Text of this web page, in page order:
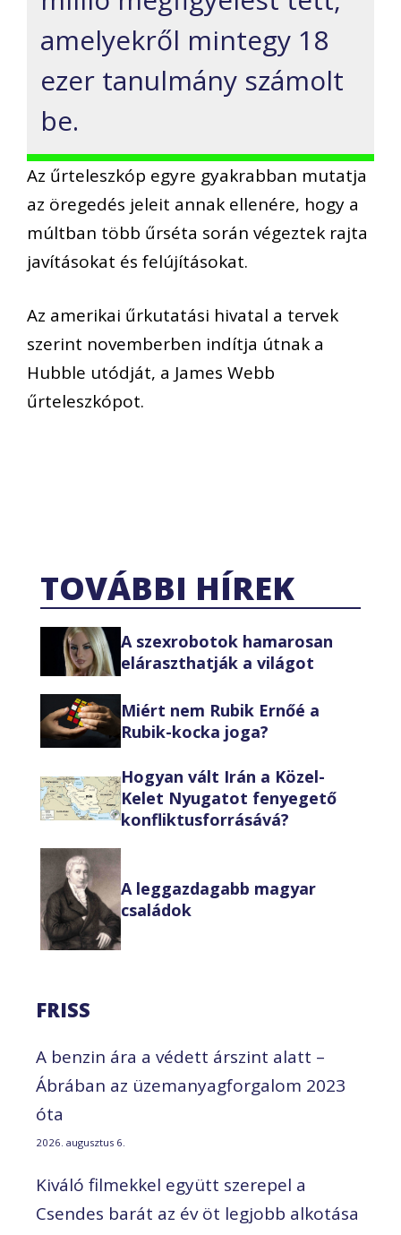
amelyekről mintegy 18
ezer tanulmány számolt
be.
Az űrteleszkóp egyre gyakrabban mutatja
az öregedés jeleit annak ellenére, hogy a
múltban több űrséta során végeztek rajta
javításokat és felújításokat.
Az amerikai űrkutatási hivatal a tervek
szerint novemberben indítja útnak a
Hubble utódját, a James Webb
űrteleszkópot.
TOVÁBBI HÍREK
A szexrobotok hamarosan
eláraszthatják a világot
Miért nem Rubik Ernőé a
Rubik-kocka joga?
Hogyan vált Irán a Közel-
Kelet Nyugatot fenyegető
konfliktusforrásává?
A leggazdagabb magyar
családok
FRISS
A benzin ára a védett árszint alatt –
Ábrában az üzemanyagforgalom 2023
óta
2026. augusztus 6.
Kiváló filmekkel együtt szerepel a
Csendes barát az év öt legjobb alkotása